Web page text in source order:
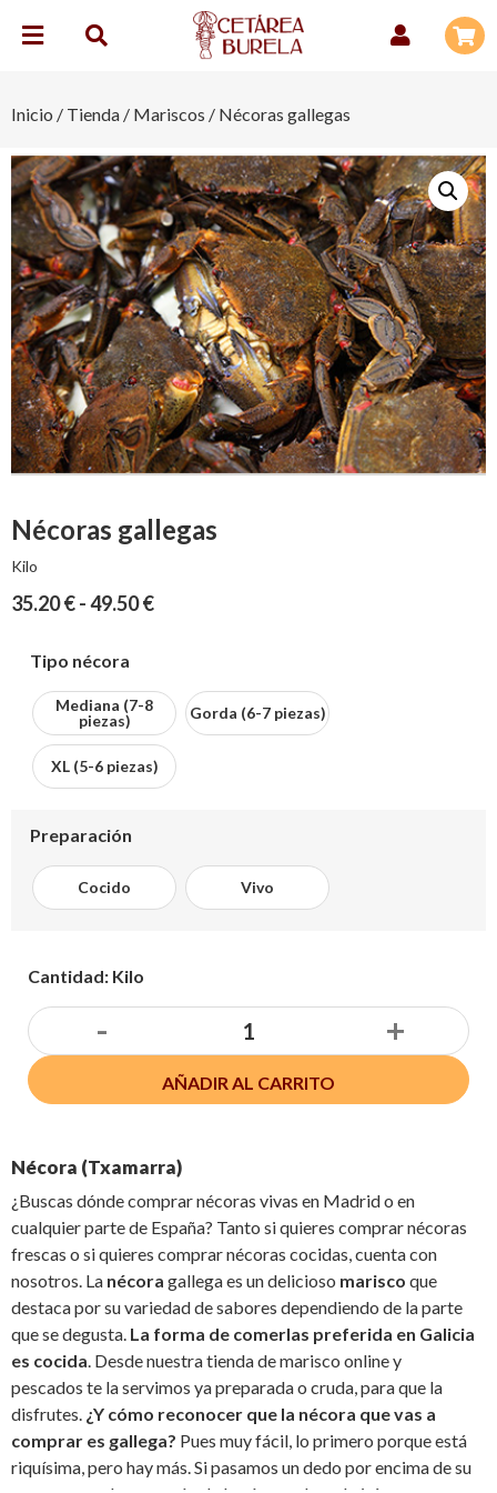
Inicio / Tienda / Mariscos / Nécoras gallegas
Nécoras gallegas
Kilo
35.20€-49.50€
Tipo nécora
Mediana (7-8
piezas)
Gorda (6-7 piezas)
XL (5-6 piezas)
Preparación
Cocido Vivo
Cantidad: Kilo
- +
AÑADIR AL CARRITO
Nécora (Txamarra)
¿Buscas dónde comprar nécoras vivas en Madrid o en
cualquier parte de España? Tanto si quieres comprar nécoras
frescas o si quieres comprar nécoras cocidas, cuenta con
nosotros. La nécora gallega es un delicioso marisco que
destaca por su variedad de sabores dependiendo de la parte
que se degusta. La forma de comerlas preferida en Galicia
es cocida. Desde nuestra tienda de marisco online y
pescados te la servimos ya preparada o cruda, para que la
disfrutes. ¿Y cómo reconocer que la nécora que vas a
comprar es gallega? Pues muy fácil, lo primero porque está
riquísima, pero hay más. Si pasamos un dedo por encima de su